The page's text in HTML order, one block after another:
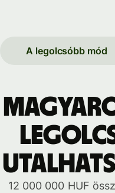
A legolcsóbb mód
12 000 000 HUF